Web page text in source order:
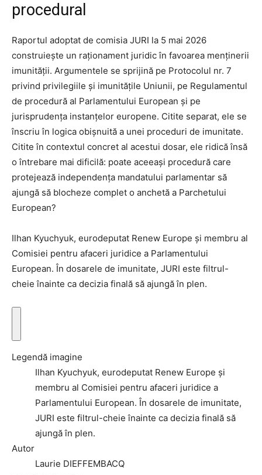
procedural
Raportul adoptat de comisia JURI la 5 mai 2026
construiește un raționament juridic în favoarea menținerii
imunității. Argumentele se sprijină pe Protocolul nr. 7
privind privilegiile și imunitățile Uniunii, pe Regulamentul
de procedură al Parlamentului European și pe
jurisprudența instanțelor europene. Citite separat, ele se
înscriu în logica obișnuită a unei proceduri de imunitate.
Citite în contextul concret al acestui dosar, ele ridică însă
o întrebare mai dificilă: poate aceeași procedură care
protejează independența mandatului parlamentar să
ajungă să blocheze complet o anchetă a Parchetului
European?
Ilhan Kyuchyuk, eurodeputat Renew Europe și membru al
Comisiei pentru afaceri juridice a Parlamentului
European. În dosarele de imunitate, JURI este filtrul-
cheie înainte ca decizia finală să ajungă în plen.
i
i
Legendă imagine
Ilhan Kyuchyuk, eurodeputat Renew Europe și
membru al Comisiei pentru afaceri juridice a
Parlamentului European. În dosarele de imunitate,
JURI este filtrul-cheie înainte ca decizia finală să
ajungă în plen.
Autor
Laurie DIEFFEMBACQ